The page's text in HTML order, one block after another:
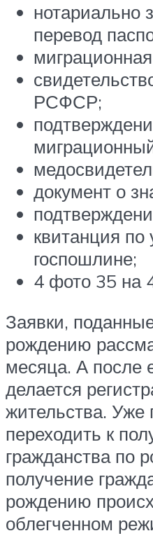
нотариально
перевод
РСФСР;
документ о
квитанция по
госпошлине;
4 фото 35 на
Заявки,
рождению
месяца. А после
делается
жительства. Уже
переходить к
гражданства по
получение
рождению
облегченном